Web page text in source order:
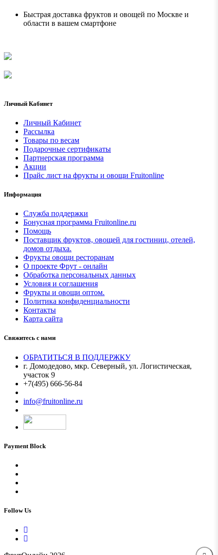
Быстрая доставка фруктов и овощей по Москве и
области в вашем смартфоне
Личный Кабинет
Личный Кабинет
Рассылка
Товары по весам
Подарочные сертификаты
Партнерская программа
Акции
Прайс лист на фрукты и овощи Fruitonline
Информация
Служба поддержки
Бонусная программа Fruitonline.ru
Помощь
Поставщик фруктов, овощей для гостиниц, отелей,
домов отдыха.
Фрукты овощи ресторанам
О проекте Фрут - онлайн
Обработка персональных данных
Условия и соглашения
Фрукты и овощи оптом.
Политика конфиденциальности
Контакты
Карта сайта
Свяжитесь с нами
ОБРАТИТЬСЯ В ПОДДЕРЖКУ
г. Домодедово, мкр. Северный, ул. Логистическая,
участок 9
+7(495) 666-56-84
info@fruitonline.ru
Payment Block
Follow Us